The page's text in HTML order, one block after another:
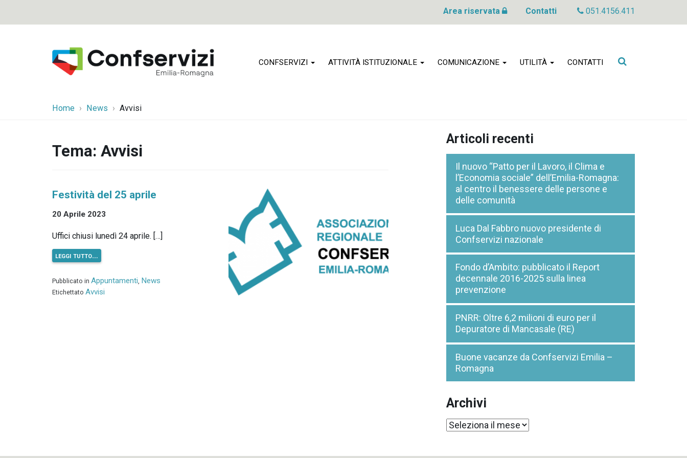
Area riservata Contatti 051.4156.411
CONFSERVIZI ATTIVITÀ ISTITUZIONALE COMUNICAZIONE UTILITÀ CONTATTI
Cerca
Home News Avvisi
Tema: Avvisi
Festività del 25 aprile
20 Aprile 2023
Uffici chiusi lunedì 24 aprile. […]
leggi tutto…
Pubblicato in Appuntamenti News
Etichettato Avvisi
Articoli recenti
Il nuovo “Patto per il Lavoro, il Clima e
l’Economia sociale” dell’Emilia-Romagna:
al centro il benessere delle persone e
delle comunità
Luca Dal Fabbro nuovo presidente di
Confservizi nazionale
Fondo d’Ambito: pubblicato il Report
decennale 2016-2025 sulla linea
prevenzione
PNRR: Oltre 6,2 milioni di euro per il
Depuratore di Mancasale (RE)
Buone vacanze da Confservizi Emilia –
Romagna
Archivi
Archivi